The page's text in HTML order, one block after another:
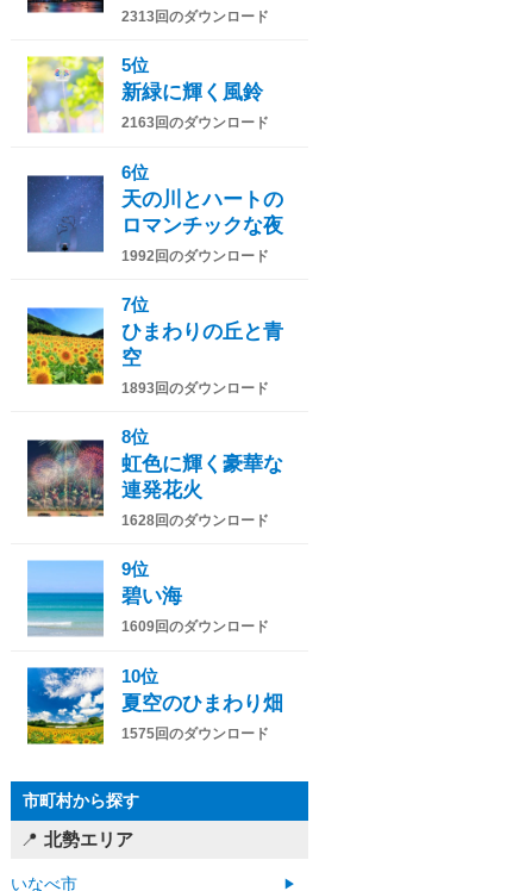
2313回のダウンロード
5位
新緑に輝く風鈴
2163回のダウンロード
6位
天の川とハートの
ロマンチックな夜
1992回のダウンロード
7位
ひまわりの丘と青
空
1893回のダウンロード
8位
虹色に輝く豪華な
連発花火
1628回のダウンロード
9位
碧い海
1609回のダウンロード
10位
夏空のひまわり畑
1575回のダウンロード
市町村から探す
北勢エリア
いなべ市